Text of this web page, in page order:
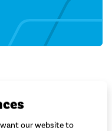
our website to